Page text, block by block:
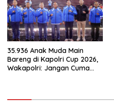
35.936 Anak Muda Main
Bareng di Kapolri Cup 2026,
Wakapolri: Jangan Cuma